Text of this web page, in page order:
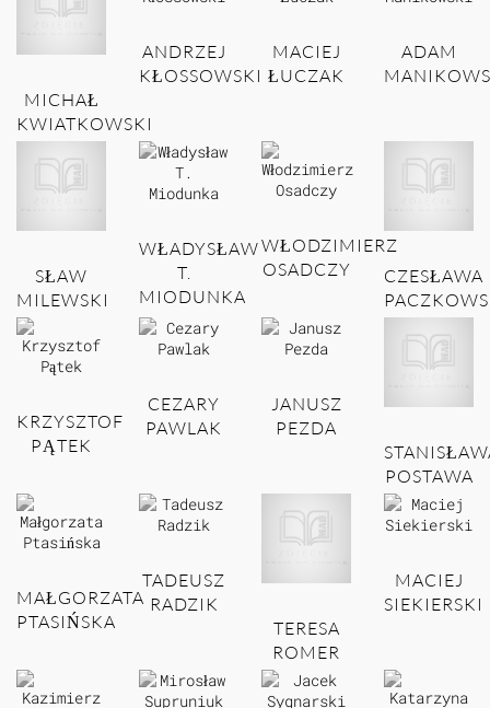
MICHAŁ
KWIATKOWSKI
ANDRZEJ
KŁOSSOWSKI
MACIEJ
ŁUCZAK
ADAM
SŁAW
MILEWSKI
WŁADYSŁAW
T.
MIODUNKA
WŁODZIMIERZ
OSADCZY
CZESŁAWA
KRZYSZTOF
PĄTEK
CEZARY
PAWLAK
JANUSZ
PEZDA
POSTAWA
MAŁGORZATA
PTASIŃSKA
TADEUSZ
RADZIK
TERESA
ROMER
MACIEJ
SIEKIERSKI